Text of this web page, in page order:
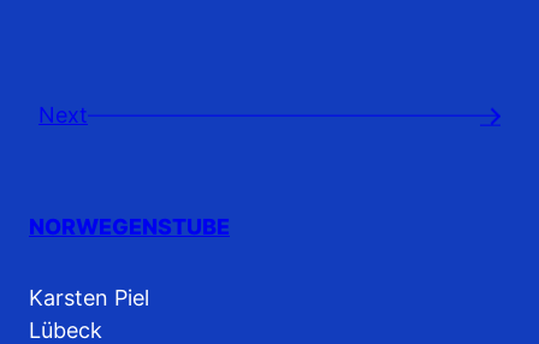
Next →
NORWEGENSTUBE
Karsten Piel
Lübeck